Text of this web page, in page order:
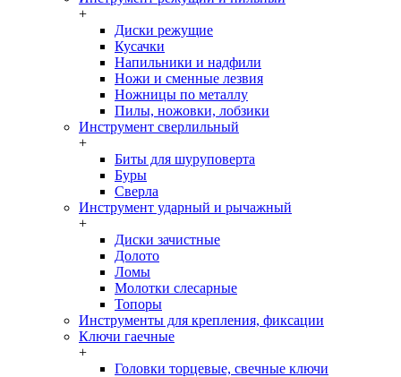
+
Диски режущие
Кусачки
Напильники и надфили
Ножи и сменные лезвия
Ножницы по металлу
Пилы, ножовки, лобзики
Инструмент сверлильный
+
Биты для шуруповерта
Буры
Сверла
Инструмент ударный и рычажный
+
Диски зачистные
Долото
Ломы
Молотки слесарные
Топоры
Инструменты для крепления, фиксации
Ключи гаечные
+
Головки торцевые, свечные ключи